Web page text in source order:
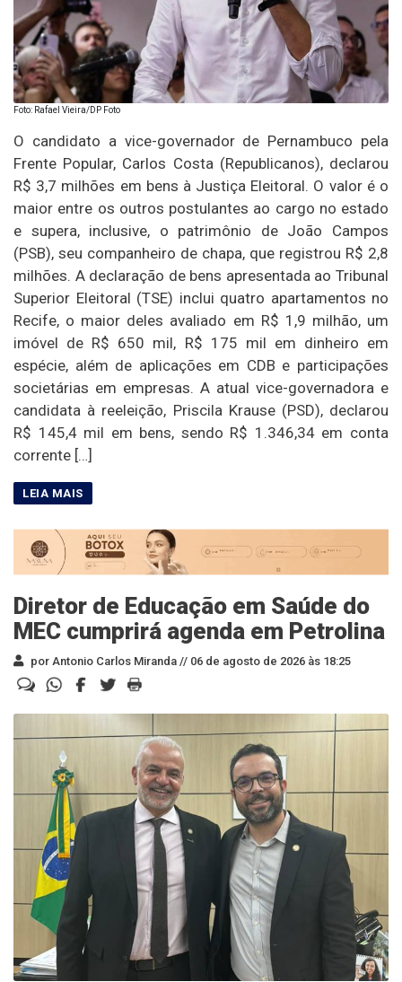
Foto: Rafael Vieira/DP Foto
O candidato a vice-governador de Pernambuco pela
Frente Popular, Carlos Costa (Republicanos), declarou
R$ 3,7 milhões em bens à Justiça Eleitoral. O valor é o
maior entre os outros postulantes ao cargo no estado
e supera, inclusive, o patrimônio de João Campos
(PSB), seu companheiro de chapa, que registrou R$ 2,8
milhões. A declaração de bens apresentada ao Tribunal
Superior Eleitoral (TSE) inclui quatro apartamentos no
Recife, o maior deles avaliado em R$ 1,9 milhão, um
imóvel de R$ 650 mil, R$ 175 mil em dinheiro em
espécie, além de aplicações em CDB e participações
societárias em empresas. A atual vice-governadora e
candidata à reeleição, Priscila Krause (PSD), declarou
R$ 145,4 mil em bens, sendo R$ 1.346,34 em conta
corrente […]
Diretor de Educação em Saúde do
MEC cumprirá agenda em Petrolina
por Antonio Carlos Miranda // 06 de agosto de 2026 às 18:25